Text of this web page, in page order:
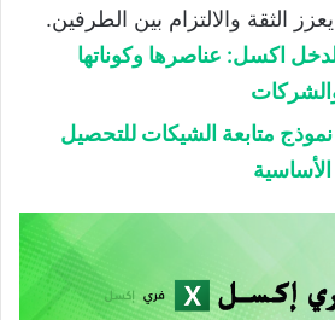
الثقة والالتزام بين الطرفين.
اكسل: عناصرها وكوناتها
والشركات
نموذج متابعة الشيكات للتحصيل